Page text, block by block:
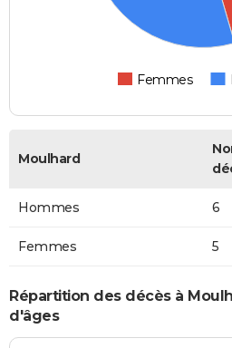
Femmes
Moulhard
Hommes 6
Femmes 5
Répartition des décès à
d'âges